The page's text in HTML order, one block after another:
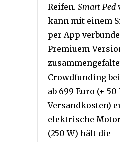
Reifen. Smart Ped
kann mit einem
per App
Premiuem-
Crowdfunding
ab 699 Euro (+ 50
Versandkosten)
elektrische
(250 W) hält die